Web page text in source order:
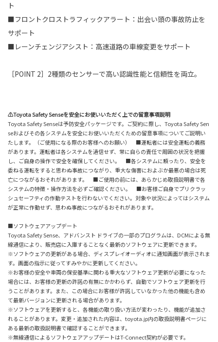
ト
■フロントクロストラフィックアラート：出会い頭の事故防止を
サポート
■レーンチェンジアシスト：高速道路の車線変更をサポート
［POINT 2］2種類のセンサーで高い認識性能と信頼性を両立。
⚠Toyota Safety Senseを安全にお使いいただく上での留意事項説明
Toyota Safety Senseは予防安全パッケージです。ご契約に際し、Toyota Safety Sen
seおよびその各システムを安全にお使いいただくための留意事項についてご説明い
たします。（ご使用になる際のお客様へのお願い） ■運転者には安全運転の義務
があります。運転者は各システムを過信せず、常に自らの責任で周囲の状況を把握
し、ご自身の操作で安全を確保してください。 ■各システムに頼ったり、安全を
委ねる運転をすると思わぬ事故につながり、重大な傷害におよぶか最悪の場合は死
亡につながるおそれがあります。 ■ご使用の前には、あらかじめ取扱説明書で各
システムの特徴・操作方法を必ずご確認ください。 ■お客様ご自身でプリクラッ
シュセーフティの作動テストを行わないでください。対象や状況によってはシステム
が正常に作動せず、思わぬ事故につながるおそれがあります。
■ソフトウェアアップデート
Toyota Safety Sense、アドバンスト ドライブの一部のプログラムは、DCMによる無
線通信により、販売店に入庫することなく最新のソフトウェアに更新できます。
※ソフトウェアの更新がある場合、ディスプレイオーディオに通知画面が表示されま
す。画面の指示に従ってすみやかに更新してください。
※お客様の安全や車両の保安基準に関わる重大なソフトウェア更新が必要になった
場合には、お客様の更新の許諾の有無にかかわらず、自動でソフトウェア更新を行
うことがあります。また、この場合にお客様が許諾していなかった他の機能も含め
て最新バージョンに更新される場合があります。
※ソフトウェアを更新すると、各機能の取り扱い方法が変わったり、機能が追加さ
れることがあります。変更・追加された内容は、toyota.jp内の取扱説明書ページに
ある最新の取扱説明書で確認することができます。
※無線通信によるソフトウェアアップデートはT-Connect契約が必要です。